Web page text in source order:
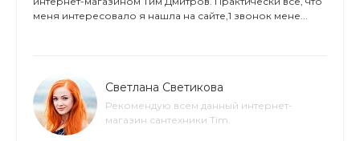
меня интересовало я нашла на сайте,1 звонок мене...
Светлана Светикова
Рекомендую всем данный интернет-
магазин сантехники Tim.